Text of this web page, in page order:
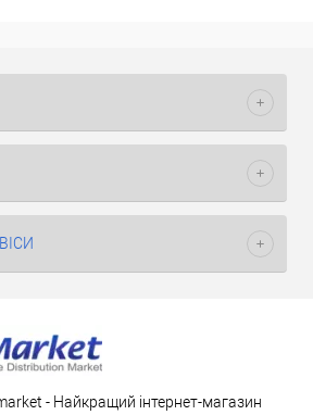
- Найкращий інтернет-магазин